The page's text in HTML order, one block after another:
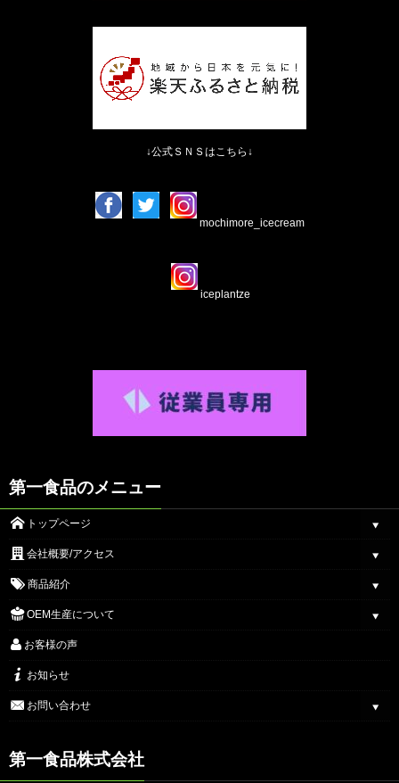
↓公式ＳＮＳはこちら↓
mochimore_icecream
iceplantze
第一食品のメニュー
トップページ
会社概要/アクセス
商品紹介
OEM生産について
お客様の声
お知らせ
お問い合わせ
第一食品株式会社